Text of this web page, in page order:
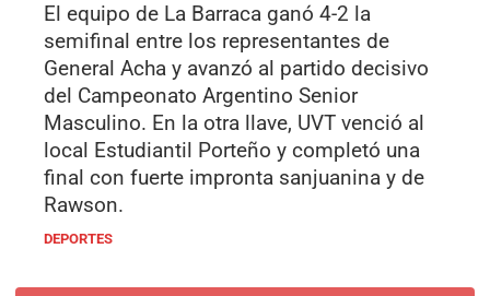
El equipo de La Barraca ganó 4-2 la
semifinal entre los representantes de
General Acha y avanzó al partido decisivo
del Campeonato Argentino Senior
Masculino. En la otra llave, UVT venció al
local Estudiantil Porteño y completó una
final con fuerte impronta sanjuanina y de
Rawson.
DEPORTES